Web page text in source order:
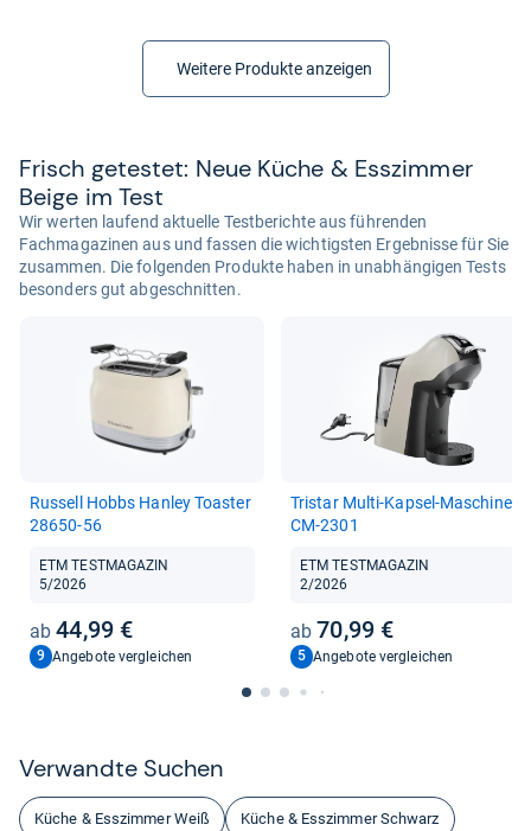
Weitere Produkte anzeigen
Frisch getes­tet: Neue Küche & Ess­zim­mer
Beige im Test
Wir werten laufend aktuelle Testberichte aus führenden
Fachmagazinen aus und fassen die wichtigsten Ergebnisse für Sie
zusammen. Die folgenden Produkte haben in unabhängigen Tests
besonders gut abgeschnitten.
Rus­sell Hobbs Han­ley Toas­ter
28650-​56
ETM TESTMAGAZIN
5/2026
44,99 €
9 Angebote vergleichen
Tri­star Multi-​Kap­sel-​Maschine
CM-​2301
ETM TESTMAGAZIN
2/2026
70,99 €
5 Angebote vergleichen
Ver­wandte Suchen
Küche & Esszimmer Weiß Küche & Esszimmer Schwarz